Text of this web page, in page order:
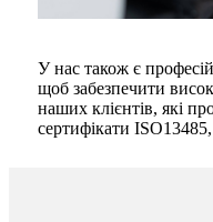
У нас також є
щоб забезпечити
наших клієнтів, які
сертифікати